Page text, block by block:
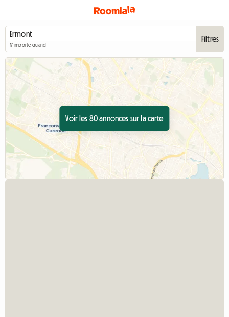
N'importe quand
Filtres
Voir les 80 annonces sur la carte